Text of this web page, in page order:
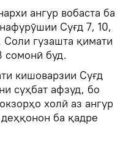
ангур вобаста ба
Суғд 7, 10,
гузашта қимати
сомонӣ буд.
кишоварзии Суғд
суҳбат афзуд, бо
холӣ аз ангур
ба қадре